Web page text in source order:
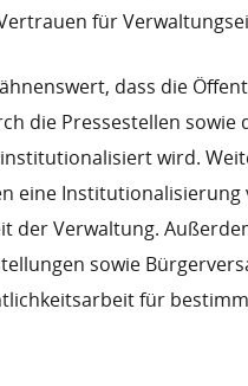
für
dass die
die Pressestellen
wird.
eine Institutionalisierung
der Verwaltung.
sowie
für